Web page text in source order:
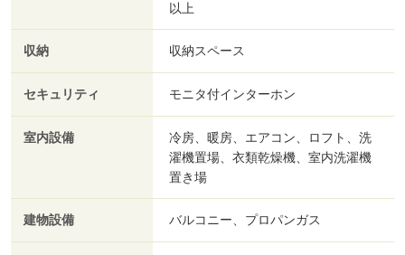
以上
収納 収納スペース
セキュリティ モニタ付インターホン
室内設備
冷房、暖房、エアコン、ロフト、洗
濯機置場、衣類乾燥機、室内洗濯機
置き場
建物設備 バルコニー、プロパンガス